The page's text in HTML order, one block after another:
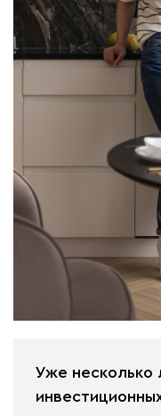
Уже несколько